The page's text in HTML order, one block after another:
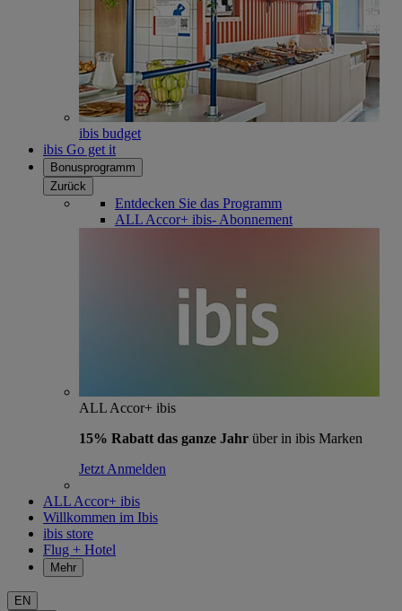
ibis budget
ibis Go get it
Bonusprogramm
Zurück
Entdecken Sie das Programm
ALL Accor+ ibis- Abonnement
ALL Accor+ ibis
15% Rabatt das ganze Jahr über in ibis Marken
Jetzt Anmelden
ALL Accor+ ibis
Willkommen im Ibis
ibis store
Flug + Hotel
Mehr
EN